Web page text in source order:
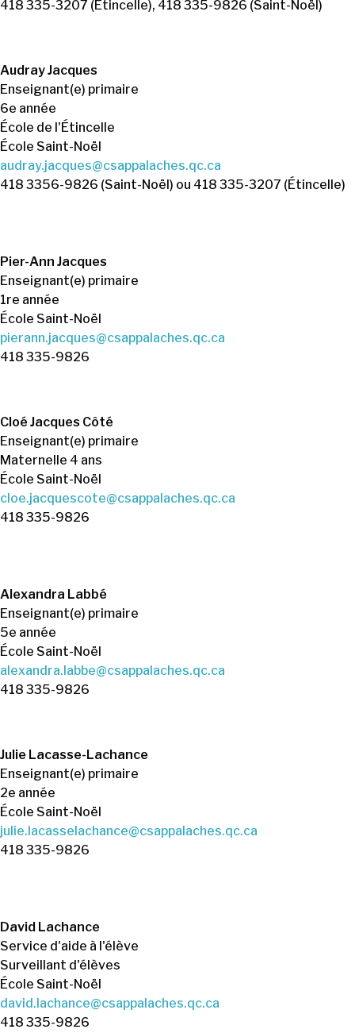
418 335-3207 (Étincelle), 418 335-9826 (Saint-Noël)
Audray Jacques
Enseignant(e) primaire
6e année
École de l'Étincelle
École Saint-Noël
audray.jacques@csappalaches.qc.ca
418 3356-9826 (Saint-Noël) ou 418 335-3207 (Étincelle)
Pier-Ann Jacques
Enseignant(e) primaire
1re année
École Saint-Noël
pierann.jacques@csappalaches.qc.ca
418 335-9826
Cloé Jacques Côté
Enseignant(e) primaire
Maternelle 4 ans
École Saint-Noël
cloe.jacquescote@csappalaches.qc.ca
418 335-9826
Alexandra Labbé
Enseignant(e) primaire
5e année
École Saint-Noël
alexandra.labbe@csappalaches.qc.ca
418 335-9826
Julie Lacasse-Lachance
Enseignant(e) primaire
2e année
École Saint-Noël
julie.lacasselachance@csappalaches.qc.ca
418 335-9826
David Lachance
Service d'aide à l'élève
Surveillant d'élèves
École Saint-Noël
david.lachance@csappalaches.qc.ca
418 335-9826